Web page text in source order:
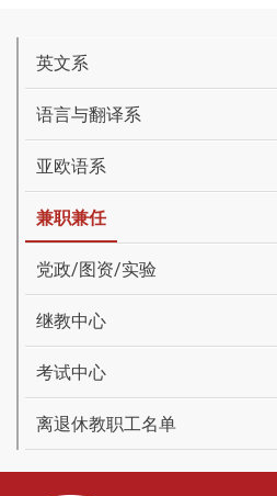
英文系
语言与翻译系
亚欧语系
兼职兼任
党政/图资/实验
继教中心
考试中心
离退休教职工名单